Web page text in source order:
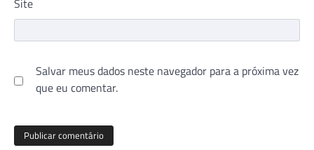
Salvar meus dados neste navegador para a próxima vez
que eu comentar.